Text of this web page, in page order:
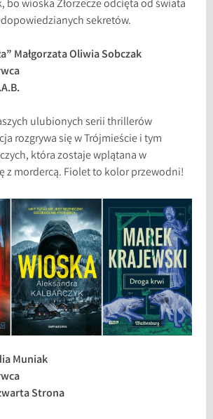
bo wioska Złorzecze odcięta od świata
sekretów.
Małgorzata Oliwia Sobczak
ulubionych serii thrillerów
rozgrywa się w Trójmieście i tym
która zostaje wplątana w
z mordercą. Fiolet to kolor przewodni!
Muniak
Strona